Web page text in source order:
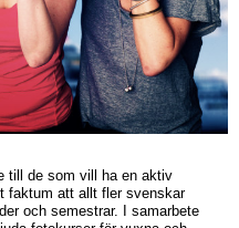
till de som vill ha en aktiv
faktum att allt fler svenskar
och semestrar. I samarbete